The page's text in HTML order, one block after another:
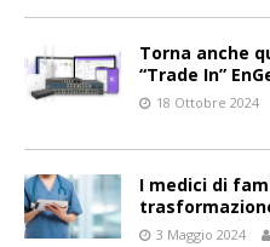
Torna anche
“Trade In”
18 Ottobre 2024
I medici di
3 Maggio 2024